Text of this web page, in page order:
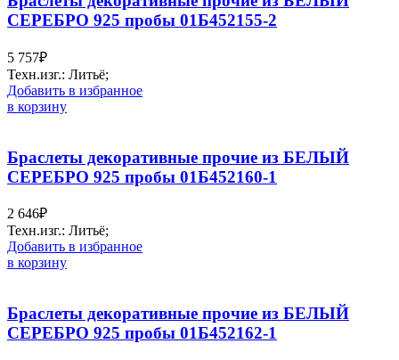
СЕРЕБРО 925 пробы 01Б452155-2
5 757₽
Техн.изг.: Литьё;
Добавить в избранное
в корзину
Браслеты декоративные прочие из БЕЛЫЙ
СЕРЕБРО 925 пробы 01Б452160-1
2 646₽
Техн.изг.: Литьё;
Добавить в избранное
в корзину
Браслеты декоративные прочие из БЕЛЫЙ
СЕРЕБРО 925 пробы 01Б452162-1